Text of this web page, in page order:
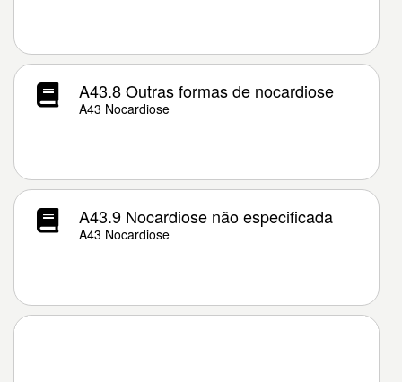
A43.8 Outras formas de nocardiose
A43 Nocardiose
A43.9 Nocardiose não especificada
A43 Nocardiose